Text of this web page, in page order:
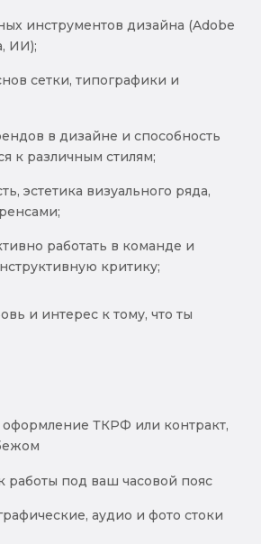
инструментов дизайна (Adobe
ИИ);
сетки, типографики и
в дизайне и способность
к различным стилям;
эстетика визуального ряда,
работать в команде и
критику;
и интерес к тому, что ты
ТКРФ или контракт,
работы под ваш часовой пояс
аудио и фото стоки